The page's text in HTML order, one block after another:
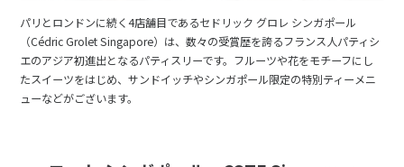
パリとロンドンに続く4店舗目であるセドリック グロレ シンガポール
（Cédric Grolet Singapore）は、数々の受賞歴を誇るフランス人パティシ
エのアジア初進出となるパティスリーです。フルーツや花をモチーフにし
たスイーツをはじめ、サンドイッチやシンガポール限定の特別ティーメニ
ューなどがございます。